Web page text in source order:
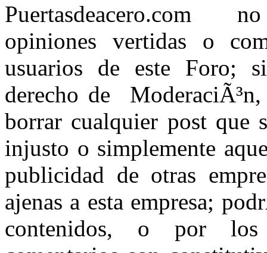
Puertasdeacero.com
opiniones vertidas o
usuarios de este Foro;
derecho de
borrar cualquier post que
injusto o simplemente
publicidad de otras
ajenas a esta empresa;
contenidos, o por los